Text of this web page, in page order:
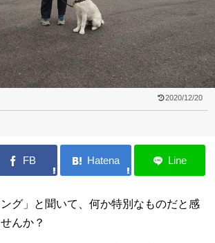
2020/12/20
ング」と聞いて、何か特別なものだと感
んか？